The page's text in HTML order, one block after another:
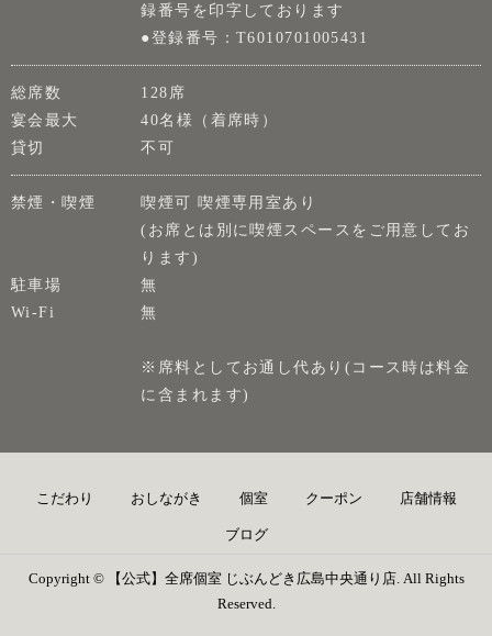
録番号を印字しております
●登録番号：T6010701005431
総席数
128席
宴会最大
40名様（着席時）
貸切
不可
禁煙・喫煙
喫煙可 喫煙専用室あり
(お席とは別に喫煙スペースをご用意してお
ります)
駐車場
無
Wi-Fi
無
※席料としてお通し代あり(コース時は料金
に含まれます)
こだわり おしながき 個室 クーポン 店舗情報
ブログ
Copyright © 【公式】全席個室 じぶんどき広島中央通り店. All Rights
Reserved.